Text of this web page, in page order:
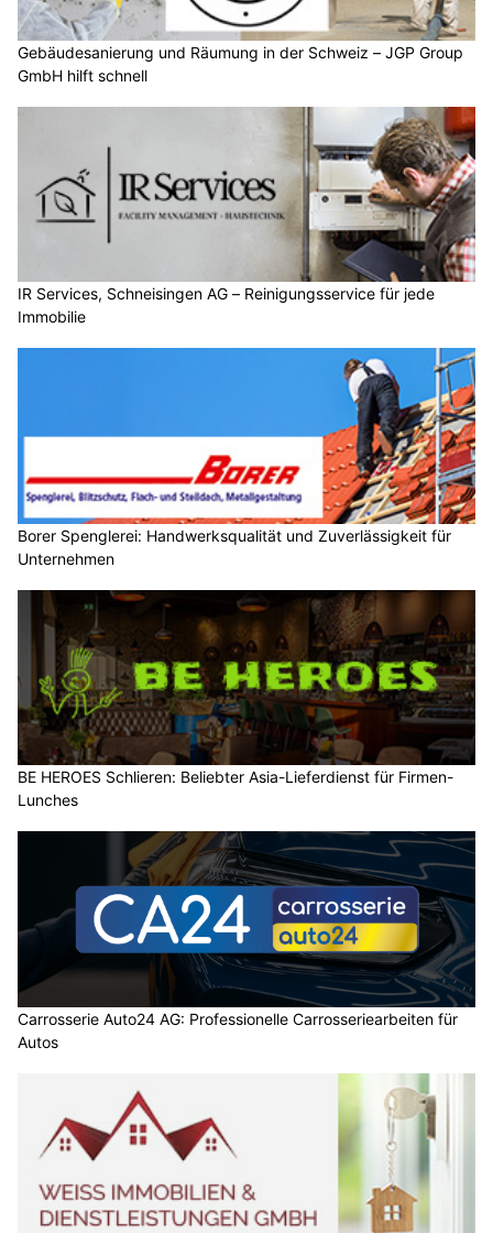
Gebäudesanierung und Räumung in der Schweiz – JGP Group
GmbH hilft schnell
IR Services, Schneisingen AG – Reinigungsservice für jede
Immobilie
Borer Spenglerei: Handwerksqualität und Zuverlässigkeit für
Unternehmen
BE HEROES Schlieren: Beliebter Asia-Lieferdienst für Firmen-
Lunches
Carrosserie Auto24 AG: Professionelle Carrosseriearbeiten für
Autos